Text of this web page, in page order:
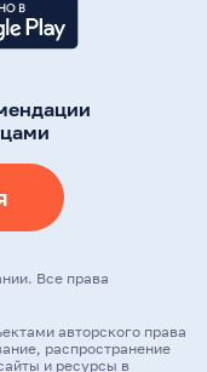
Все права
авторского права
распространение
и ресурсы в